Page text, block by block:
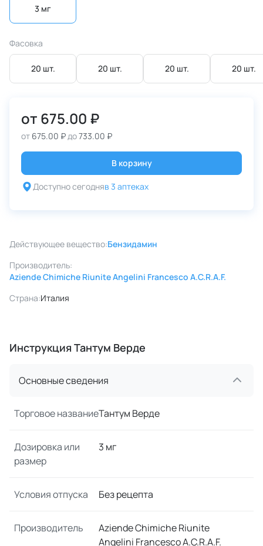
3 мг
Фасовка
20 шт. 20 шт. 20 шт. 20 шт.
от 675.00 ₽
от 675.00 ₽до733.00 ₽
В корзину
Доступно сегодняв 3 аптеках
Действующее вещество:Бензидамин
Производитель:
Aziende Chimiche Riunite Angelini Francesco A.C.R.A.F.
Страна:Италия
Инструкция Тантум Верде
Основные сведения
Торговое названиеТантум Верде
Дозировка или
размер
3 мг
Условия отпуска Без рецепта
Производитель
Aziende Chimiche Riunite
Angelini Francesco A.C.R.A.F.